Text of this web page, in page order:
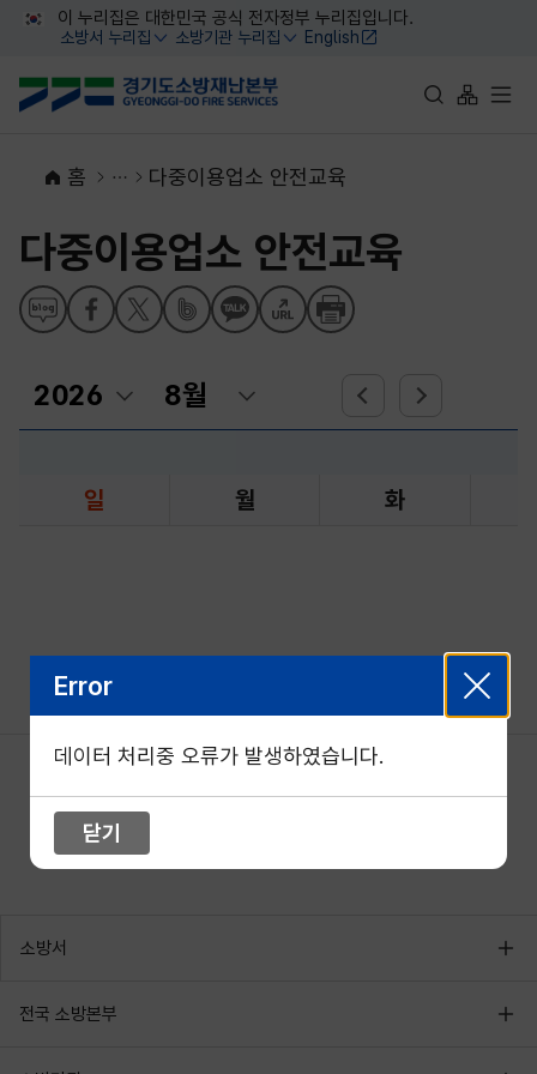
대메뉴 바로가기
본문 바로가기
이 누리집은 대한민국 공식 전자정부 누리집입니다.
소방서 누리집
열기
소방기관 누리집
열기
English
통합검색 바로가
사이트맵
전체
홈 다중이용업소 안전교육
다중이용업소 안전교육
일 월 화
소방서
전국 소방본부
Error
데이터 처리중 오류가 발생하였습니다.
닫기